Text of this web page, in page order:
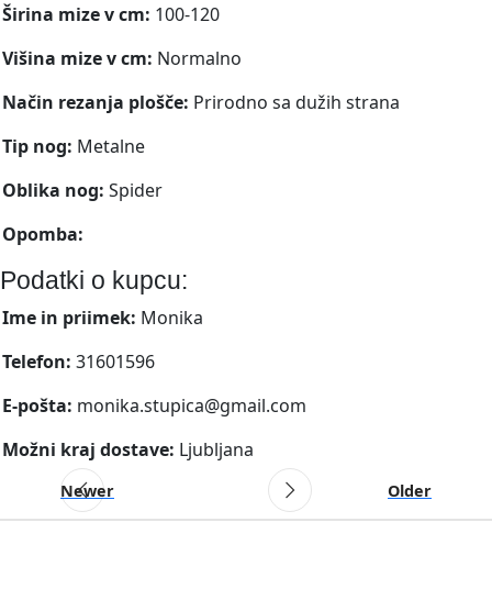
Širina mize v cm: 100-120
Višina mize v cm: Normalno
Način rezanja plošče: Prirodno sa dužih strana
Tip nog: Metalne
Oblika nog: Spider
Opomba:
Podatki o kupcu:
Ime in priimek: Monika
Telefon: 31601596
E-pošta: monika.stupica@gmail.com
Možni kraj dostave: Ljubljana
Newer Older